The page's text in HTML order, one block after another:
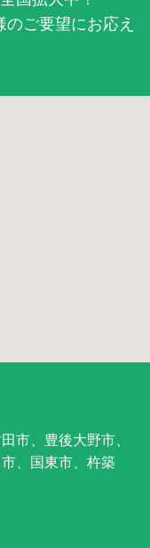
ご要望にお応え
市、豊後大野市、
、国東市、杵築